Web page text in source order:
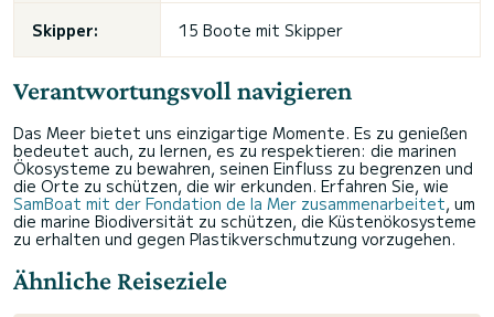
Skipper: 15 Boote mit Skipper
Verantwortungsvoll navigieren
Das Meer bietet uns einzigartige Momente. Es zu genießen
bedeutet auch, zu lernen, es zu respektieren: die marinen
Ökosysteme zu bewahren, seinen Einfluss zu begrenzen und
die Orte zu schützen, die wir erkunden. Erfahren Sie, wie
SamBoat mit der Fondation de la Mer zusammenarbeitet, um
die marine Biodiversität zu schützen, die Küstenökosysteme
zu erhalten und gegen Plastikverschmutzung vorzugehen.
Ähnliche Reiseziele